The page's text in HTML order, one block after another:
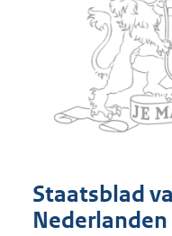
Staatsblad
Nederlanden